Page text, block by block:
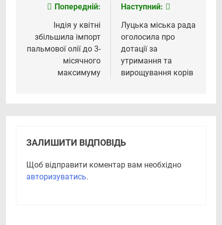
Навігація
записів
Попередній:
Індія у квітні
збільшила імпорт
пальмової олії до 3-
місячного
максимуму
Наступний:
Луцька міська рада
оголосила про
дотації за
утримання та
вирощування корів
ЗАЛИШИТИ ВІДПОВІДЬ
Щоб відправити коментар вам необхідно
авторизуватись.